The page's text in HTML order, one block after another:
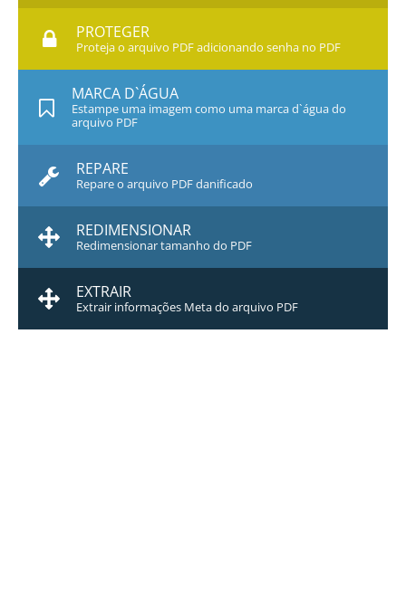
PROTEGER
Proteja o arquivo PDF adicionando senha no PDF
MARCA D`ÁGUA
Estampe uma imagem como uma marca d`água do
arquivo PDF
REPARE
Repare o arquivo PDF danificado
REDIMENSIONAR
Redimensionar tamanho do PDF
EXTRAIR
Extrair informações Meta do arquivo PDF